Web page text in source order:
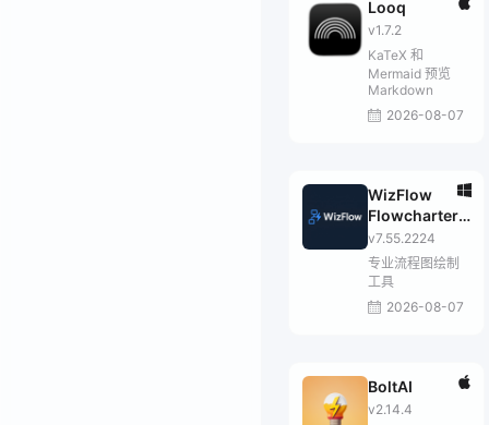
Looq
v1.7.2
KaTeX 和
Mermaid 预览
Markdown
2026-08-07
WizFlow
Flowcharter
Professional
v7.55.2224
专业流程图绘制
工具
2026-08-07
BoltAI
v2.14.4